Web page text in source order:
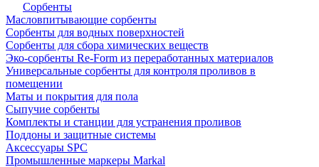
Сорбенты
Масловпитывающие сорбенты
Сорбенты для водных поверхностей
Сорбенты для сбора химических веществ
Эко-сорбенты Re-Form из переработанных материалов
Универсальные сорбенты для контроля проливов в
помещении
Маты и покрытия для пола
Сыпучие сорбенты
Комплекты и станции для устранения проливов
Поддоны и защитные системы
Аксессуары SPC
Промышленные маркеры Markal